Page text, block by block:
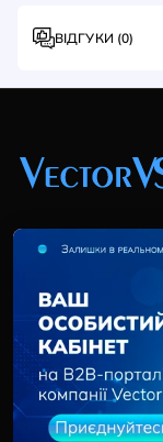
ВІДГУКИ (0)
+38 (044) 369 51
02095,
info@vector-